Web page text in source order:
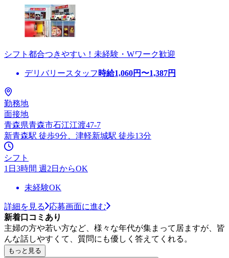
シフト都合つきやすい！未経験・Wワーク歓迎
デリバリースタッフ 時給1,060円〜1,387円
勤務地
面接地
青森県青森市石江江渡47-7
新青森駅 徒歩9分、津軽新城駅 徒歩13分
シフト
1日3時間 週2日からOK
未経験OK
詳細を見る
応募画面に進む
新着口コミあり
主婦の方や若い方など、様々な年代が集まって居ますが、皆
んな話しやすくて、質問にも優しく答えてくれる。
もっと見る